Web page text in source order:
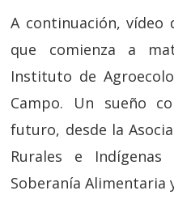
A continuación, vídeo
que comienza a
Instituto de
Campo. Un sueño
futuro, desde la
Rurales e
Soberanía Alimentaria